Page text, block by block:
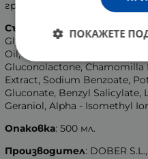
грима.
Състав
: Aqua (Water),
Glycerin, Parfum
Oil, PEG-75 Lanolin, 2 -
Gluconolactone,
Extract, Sodium Benzoate,
Gluconate, Benzyl Salicylate,
Geraniol, Alpha - Isomethyl
Опаковка: 500 мл.
Производител: DOBER
ПОКАЖЕТЕ